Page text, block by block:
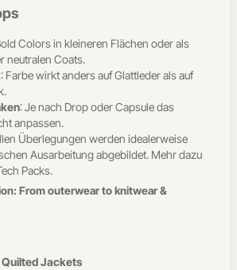
Colors in kleineren Flächen oder als
neutralen Coats.
: Farbe wirkt anders auf Glattleder als auf
: Je nach Drop oder Capsule das
anpassen.
Überlegungen werden idealerweise
Ausarbeitung abgebildet. Mehr dazu
Packs.
From outerwear to knitwear &
Quilted Jackets